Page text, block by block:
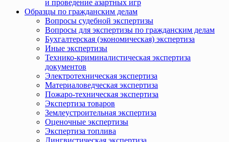
и проведение азартных игр
Образцы по гражданским делам
Вопросы судебной экспертизы
Вопросы для экспертизы по гражданским делам
Бухгалтерская (экономическая) экспертиза
Иные экспертизы
Технико-криминалистическая экспертиза
документов
Электротехническая экспертиза
Материаловедческая экспертиза
Пожаро-техническая экспертиза
Экспертиза товаров
Землеустроительная экспертиза
Оценочные экспертизы
Экспертиза топлива
Лингвистическая экспертиза